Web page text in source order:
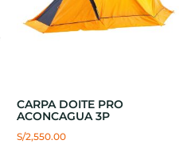
CARPA DOITE PRO
ACONCAGUA 3P
S/2,550.00